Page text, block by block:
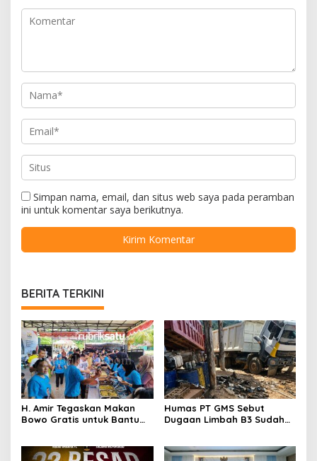
Simpan nama, email, dan situs web saya pada peramban
ini untuk komentar saya berikutnya.
BERITA TERKINI
H. Amir Tegaskan Makan
Bowo Gratis untuk Bantu
Humas PT GMS Sebut
Dugaan Limbah B3 Sudah
Dokumen